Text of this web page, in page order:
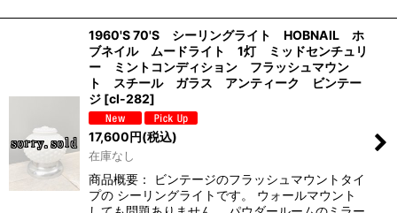
1960'S 70'S シーリングライト HOBNAIL ホ
ブネイル ムードライト 1灯 ミッドセンチュリ
ー ミントコンディション フラッシュマウン
ト スチール ガラス アンティーク ビンテー
ジ [cl-282]
17,600円(税込)
在庫なし
商品概要： ビンテージのフラッシュマウントタイ
プの シーリングライトです。 ウォールマウント